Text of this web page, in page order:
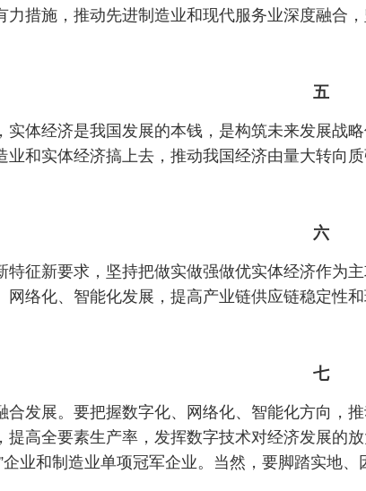
措施，推动先进制造业和现代服务业深度融合，
五
实体经济是我国发展的本钱，是构筑未来发展战
和实体经济搞上去，推动我国经济由量大转向质
六
特征新要求，坚持把做实做强做优实体经济作为
络化、智能化发展，提高产业链供应链稳定性和
七
合发展。要把握数字化、网络化、智能化方向，
提高全要素生产率，发挥数字技术对经济发展的
业和制造业单项冠军企业。当然，要脚踏实地、